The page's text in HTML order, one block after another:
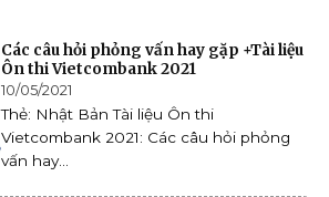
Các câu hỏi phỏng vấn hay gặp +Tài liệu
Ôn thi Vietcombank 2021
10/05/2021
Thẻ: Nhật Bản Tài liệu Ôn thi
Vietcombank 2021: Các câu hỏi phỏng
vấn hay...